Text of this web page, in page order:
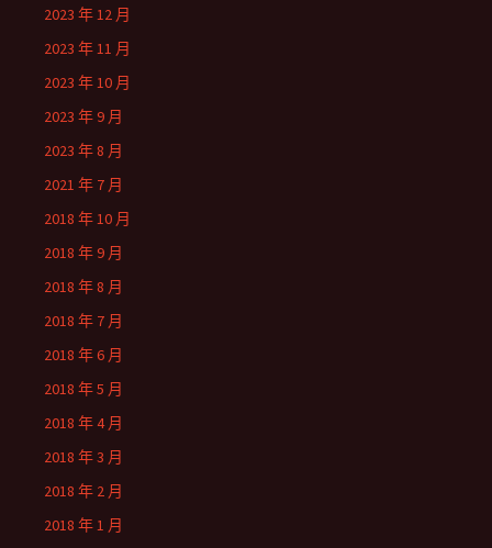
2023 年 12 月
2023 年 11 月
2023 年 10 月
2023 年 9 月
2023 年 8 月
2021 年 7 月
2018 年 10 月
2018 年 9 月
2018 年 8 月
2018 年 7 月
2018 年 6 月
2018 年 5 月
2018 年 4 月
2018 年 3 月
2018 年 2 月
2018 年 1 月